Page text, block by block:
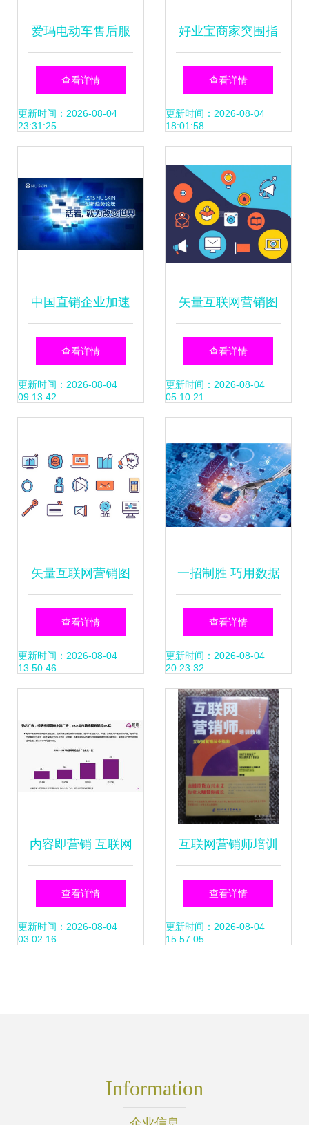
爱玛电动车售后服
务怎么样？以科技
之力为消费者护
查看详情
更新时间：2026-08-04
23:31:25
好业宝商家突围指
南 破解社交电商最
难的吸粉困局
查看详情
更新时间：2026-08-04
18:01:58
中国直销企业加速
互联网布局 安利、
自然阳光等如何通
线上体验？
查看详情
更新时间：2026-08-04
09:13:42
矢量互联网营销图
标 复古风格与互联
网销售的巧妙融合
查看详情
更新时间：2026-08-04
05:10:21
矢量互联网营销图
标 复古风格诠释互
联网销售新视觉
查看详情
更新时间：2026-08-04
13:50:46
一招制胜 巧用数据
驱动策略，破解企
业互联网营销高投
入低成效困局
查看详情
更新时间：2026-08-04
20:23:32
内容即营销 互联网
时代的品牌生存与
增长白皮书
查看详情
更新时间：2026-08-04
03:02:16
互联网营销师培训
教程 互联网销售从
业指南
查看详情
更新时间：2026-08-04
15:57:05
Information